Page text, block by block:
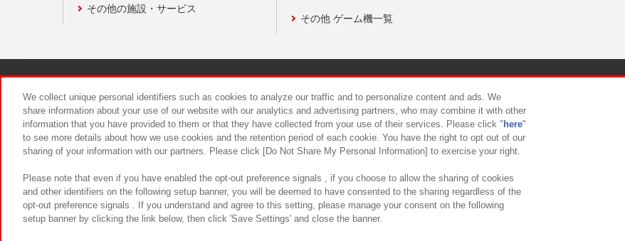
その他の施設・サービス
その他 ゲーム機一覧
食品のご提供について カスタマーハラスメント対応方針
We collect unique personal identifiers such as cookies to analyze our traffic and to personalize content and ads. We
share information about your use of our website with our analytics and advertising partners, who may combine it with other
information that you have provided to them or that they have collected from your use of their services. Please click " here"
to see more details about how we use cookies and the retention period of each cookie. You have the right to opt out of our
sharing of your information with our partners. Please click [Do Not Share My Personal Information] to exercise your right.
Please note that even if you have enabled the opt-out preference signals , if you choose to allow the sharing of cookies
and other identifiers on the following setup banner, you will be deemed to have consented to the sharing regardless of the
opt-out preference signals . If you understand and agree to this setting, please manage your consent on the following
setup banner by clicking the link below, then click 'Save Settings' and close the banner.